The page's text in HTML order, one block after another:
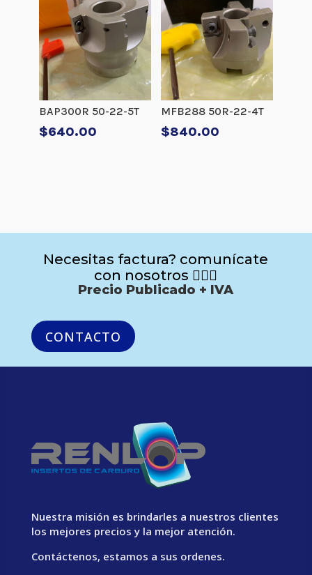
BAP300R 50-22-5T
$640.00
MFB288 50R-22-4T
$840.00
Necesitas factura? comunícate
con nosotros 🙋🏻‍♂️
Precio Publicado + IVA
CONTACTO
Nuestra misión es brindarles a nuestros clientes
los mejores precios y la mejor atención.
Contáctenos, estamos a sus ordenes.